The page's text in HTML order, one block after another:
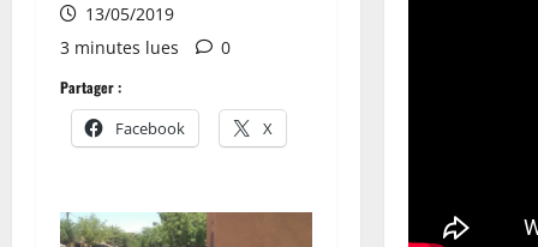
13/05/2019
3 minutes lues
0
Partager :
Facebook X